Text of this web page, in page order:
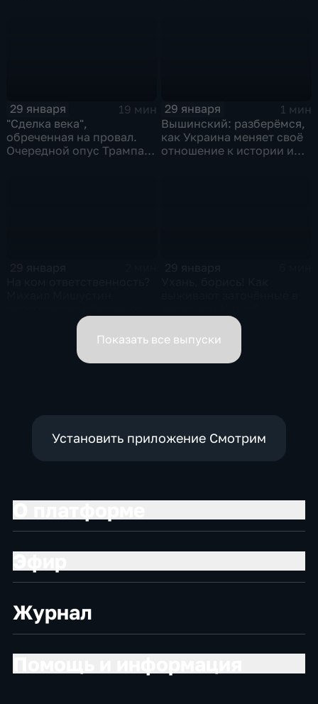
29 января
19 мин
"Сделка века",
обреченная на провал.
Очередной опус Трампа.
29 января
1 мин
Вышинский: разберёмся,
как Украина меняет своё
отношение к истории и
вице-премьеров
Показать все выпуски
Установить приложение Смотрим
Журнал